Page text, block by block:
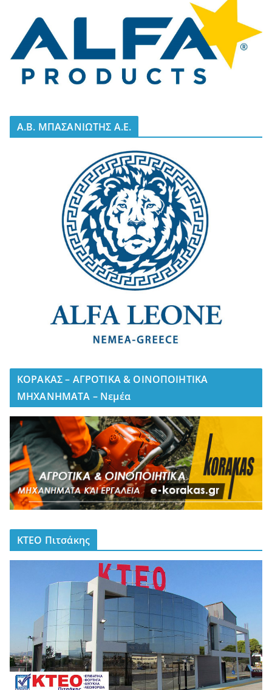
A.B. ΜΠΑΣΑΝΙΩΤΗΣ Α.Ε.
ΚΟΡΑΚΑΣ – ΑΓΡΟΤΙΚΑ & ΟΙΝΟΠΟΙΗΤΙΚΑ
ΜΗΧΑΝΗΜΑΤΑ – Νεμέα
ΚΤΕΟ Πιτσάκης